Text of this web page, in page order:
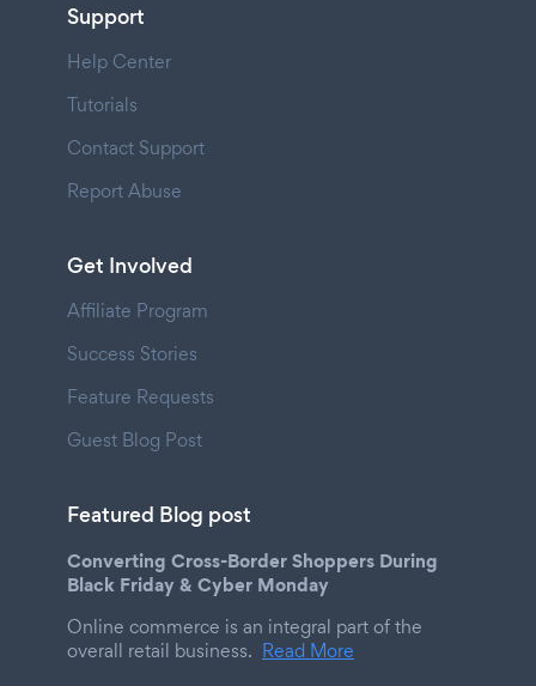
Support
Help Center
Tutorials
Contact Support
Report Abuse
Get Involved
Affiliate Program
Success Stories
Feature Requests
Guest Blog Post
Featured Blog post
Converting Cross-Border Shoppers During
Black Friday & Cyber Monday
Online commerce is an integral part of the
overall retail business. Read More